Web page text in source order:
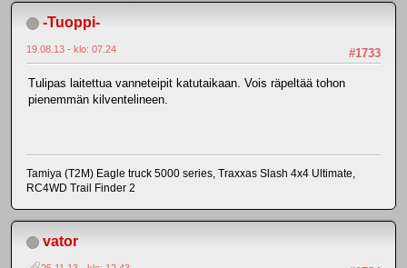
-Tuoppi-
#1733
19.08.13 - klo: 07.24
Tulipas laitettua vanneteipit katutaikaan. Vois räpeltää tohon
pienemmän kilventelineen.
Tamiya (T2M) Eagle truck 5000 series, Traxxas Slash 4x4 Ultimate,
RC4WD Trail Finder 2
vator